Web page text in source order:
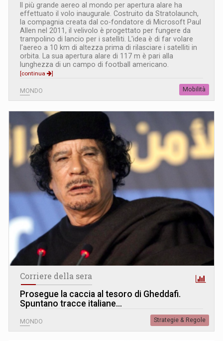
Il più grande aereo al mondo per apertura alare ha
effettuato il volo inaugurale. Costruito da Stratolaunch,
la compagnia creata dal co-fondatore di Microsoft Paul
Allen nel 2011, il velivolo è progettato per fungere da
trampolino di lancio per i satelliti. L'idea è di far volare
l'aereo a 10 km di altezza prima di rilasciare i satelliti in
orbita. La sua apertura alare di 117 m è pari alla
lunghezza di un campo di football americano.
[continua ]
MONDO Mobilità
Corriere della sera
Prosegue la caccia al tesoro di Gheddafi.
Spuntano tracce italiane…
MONDO Strategie & Regole